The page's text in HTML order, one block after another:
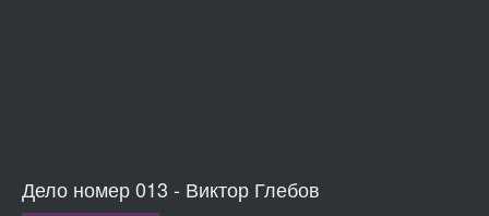
Дело номер 013 - Виктор Глебов